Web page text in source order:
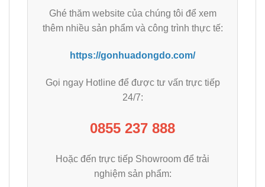
Ghé thăm website của chúng tôi để xem
thêm nhiều sản phẩm và công trình thực tế:
https://gonhuadongdo.com/
Gọi ngay Hotline để được tư vấn trực tiếp
24/7:
0855 237 888
Hoặc đến trực tiếp Showroom để trải
nghiệm sản phẩm: